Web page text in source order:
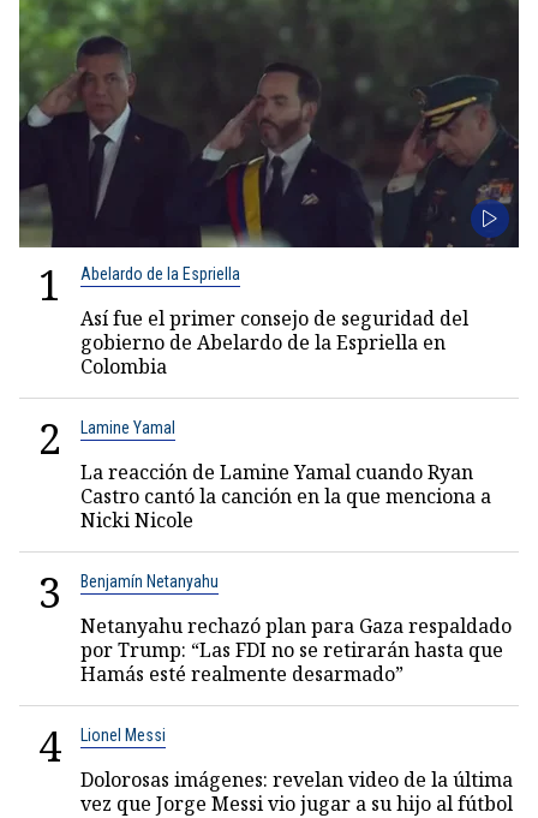
1 Abelardo de la Espriella
Así fue el primer consejo de seguridad del
gobierno de Abelardo de la Espriella en
Colombia
2 Lamine Yamal
La reacción de Lamine Yamal cuando Ryan
Castro cantó la canción en la que menciona a
Nicki Nicole
3 Benjamín Netanyahu
Netanyahu rechazó plan para Gaza respaldado
por Trump: “Las FDI no se retirarán hasta que
Hamás esté realmente desarmado”
4 Lionel Messi
Dolorosas imágenes: revelan video de la última
vez que Jorge Messi vio jugar a su hijo al fútbol